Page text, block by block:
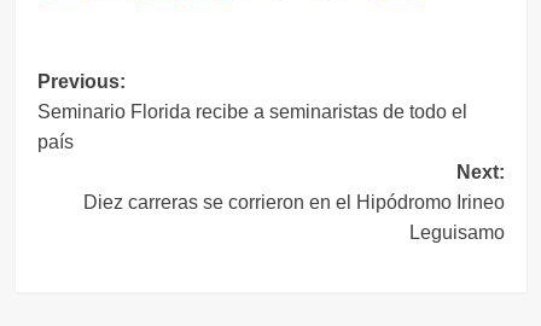
Navegación
de
entradas
Previous:
Seminario Florida recibe a seminaristas de todo el
país
Next:
Diez carreras se corrieron en el Hipódromo Irineo
Leguisamo